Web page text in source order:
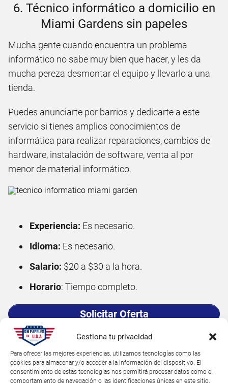
Gestiona tu privacidad
Para ofrecer las mejores experiencias, utilizamos tecnologías como las
cookies para almacenar y/o acceder a la información del dispositivo. El
consentimiento de estas tecnologías nos permitirá procesar datos como el
comportamiento de navegación o las identificaciones únicas en este sitio.
6. Técnico informático a domicilio en
Miami Gardens sin papeles
Mucha gente cuando encuentra un problema
informático no sabe muy bien que hacer, y les da
mucha pereza desmontar el equipo y llevarlo a una
tienda.
Puedes anunciarte por barrios y dedicarte a este
servicio si tienes amplios conocimientos de
informática para realizar reparaciones, cambios de
hardware, instalación de software, venta al por
menor de material informático.
Experiencia: Es necesario.
Idioma: Es necesario.
Salario: $20 a $30 a la hora.
Horario: Tiempo completo.
Solicitar Oferta
Ver Clasificadas Cerca de Mi
7. Trabajos de limpieza - Cleaning